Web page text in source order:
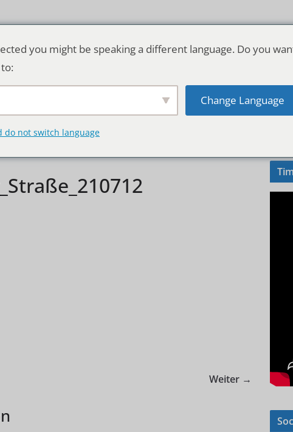
& WELT
Weiter →
you might be speaking a different language. Do you
Change Language
do not switch language